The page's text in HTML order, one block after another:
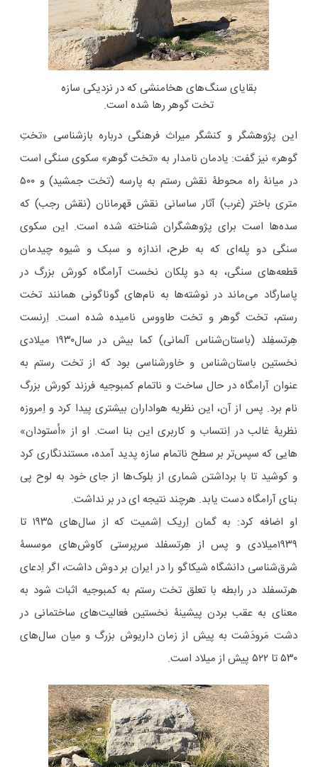
بقایای سنگ‌های هخامنشی که در نزدیکی سازه
تخت گوهر رها شده است.
این پژوهشگر و کنشگر میراث فرهنگی درباره بازشناسی «تختِ
گوهر» نیز گفت: یادمان نامدار به «تخت گوهر» سکوی سنگی است
در میانۀ راه محوطۀ نقش رستم به پارسه (تخت جمشید) و ۵۰۰
متری باختر (غرب) آثار ساسانی نقش قهرمانان (نقش رجب) که
سده‌ها است برای پژوهشگران شناخته شده است. این سکوی
سنگی دو پله‌ای که به طرح، اندازه و سبک و شیوه چیدمان
قطعه‌های سنگی، به دو پلکان نخست آرامگاه کورش بزرگ در
پاسارگاد می‌ماند در نوشته‌ها به نام‌های گوناگونی همانند تخت
رستم، تخت گوهر و تخت طاووس نامیده شده است. اِرنست
هِرتسفِلد (باستان‌شناس آلمانی) کما بیش در سال۱۹۳۰ میلادی
نخستین باستان‌شناس و خاورشناسی بود که از تخت رستم به
عنوان آرامگاه در حال ساخت و ناتمام کمبوجیه فرزند کورش بزرگ
نام برد. پس از آن، این نظریه هواداران بیشتری پیدا کرد و اِمروزه
نظریۀ غالب در اِنتساب و کاربری این بنا است. او از «اُستودان»
هایی که سپس‌تر بر سطح ناتمام سازه پدید آمده، مستندنگاری کرد
و کوشید تا با برداشتن شماری از بلوک‌ها از جای خود به لوح پی
بنای آرامگاه دست یابد. هرچند نتیجه ای در بر نداشت.
او اضافه کرد: به گمان اِریک اِشمیت که از سال‌های ۱۹۳۵ تا
۱۹۳۹میلادی و پس از هِرتسفلد سرپرستی کاوش‌های موسسۀ
شرق‌شناسی دانشگاه شیکاگو را در ایران بر دوش داشت، اگر اِدعای
هرتسفلد در رابطه با تعلق تخت رستم به کمبوجیه اثبات شود به
معنای به عقب بردن پیشینۀ نخستین فعالیت‌های ساختمانی در
دشت مَرودَشت به پیش از زمان داریوش بزرگ و میان سال‌های
۵۳۰ تا ۵۲۲ پیش از میلاد است.